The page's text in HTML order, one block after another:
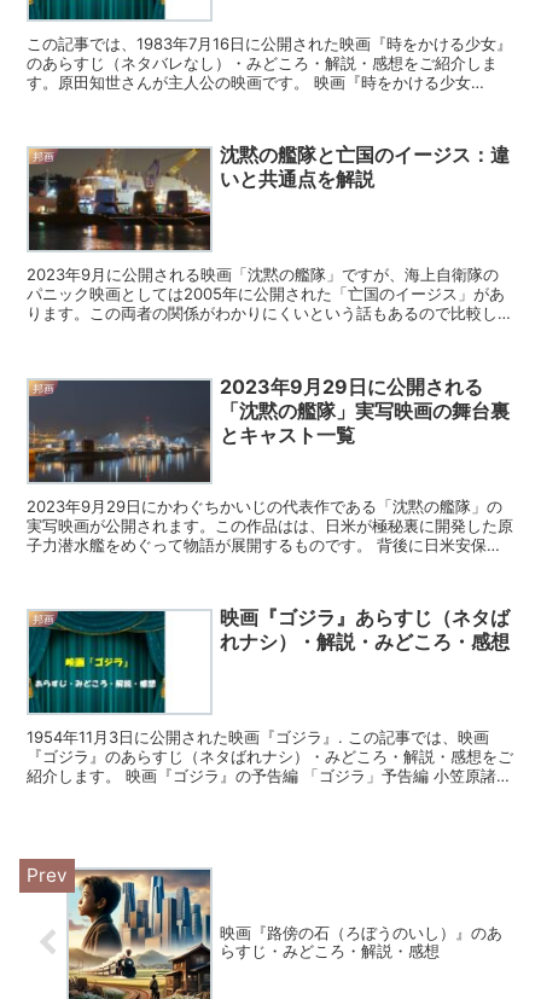
この記事では、1983年7月16日に公開された映画『時をかける少女』
のあらすじ（ネタバレなし）・みどころ・解説・感想をご紹介しま
す。原田知世さんが主人公の映画です。 映画『時をかける少女
邦画
沈黙の艦隊と亡国のイージス：違
いと共通点を解説
2023年9月に公開される映画「沈黙の艦隊」ですが、海上自衛隊の
パニック映画としては2005年に公開された「亡国のイージス」があ
ります。この両者の関係がわかりにくいという話もあるので比較して
邦画
2023年9月29日に公開される
「沈黙の艦隊」実写映画の舞台裏
とキャスト一覧
2023年9月29日にかわぐちかいじの代表作である「沈黙の艦隊」の
実写映画が公開されます。この作品はは、日米が極秘裏に開発した原
子力潜水艦をめぐって物語が展開するものです。 背後に日米安保体
邦画
映画『ゴジラ』あらすじ（ネタば
れナシ）・解説・みどころ・感想
1954年11月3日に公開された映画『ゴジラ』. この記事では、映画
『ゴジラ』のあらすじ（ネタばれナシ）・みどころ・解説・感想をご
紹介します。 映画『ゴジラ』の予告編 「ゴジラ」予告編 小笠原諸島
映画『路傍の石（ろぼうのいし）』のあ
らすじ・みどころ・解説・感想